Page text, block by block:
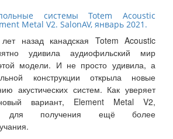
системы Totem Acoustic
Metal V2. SalonAV, январь 2021.
назад канадская Totem Acoustic
удивила аудиофильский мир
модели. И не просто удивила, а
конструкции открыла новые
акустических систем. Как уверяет
новый вариант, Element Metal V2,
для получения ещё более